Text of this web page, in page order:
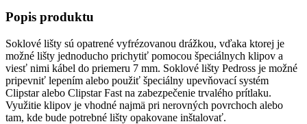
Popis produktu
Soklové lišty sú opatrené vyfrézovanou drážkou, vďaka ktorej je
možné lišty jednoducho prichytiť pomocou špeciálnych klipov a
viesť nimi kábel do priemeru 7 mm. Soklové lišty Pedross je možné
pripevniť lepením alebo použiť špeciálny upevňovací systém
Clipstar alebo Clipstar Fast na zabezpečenie trvalého prítlaku.
Využitie klipov je vhodné najmä pri nerovných povrchoch alebo
tam, kde bude potrebné lišty opakovane inštalovať.